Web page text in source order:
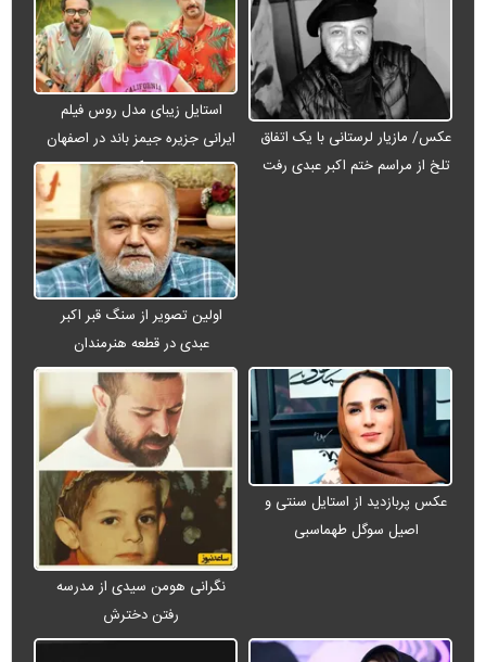
عکس/ مازیار لرستانی با یک اتفاق
تلخ از مراسم ختم اکبر عبدی رفت
استایل زیبای مدل روس فیلم
ایرانی جزیره جیمز باند در اصفهان
+ عکس
اولین تصویر از سنگ قبر اکبر
عبدی در قطعه هنرمندان
عکس پربازدید از استایل سنتی و
اصیل سوگل طهماسبی
نگرانی هومن سیدی از مدرسه
رفتن دخترش